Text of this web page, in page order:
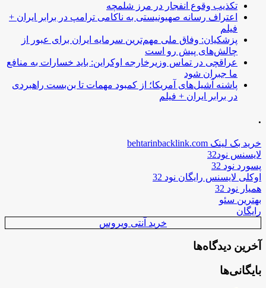
تکذیب وقوع انفجار در مرز شلمچه
اعتراف رسانه صهیونیستی به ناکامی ترامپ در برابر ایران +
فیلم
پزشکیان: وفاق ملی مهم‌ترین سرمایه ایران برای عبور از
چالش‌های پیش رو است
عراقچی در تماس وزیرخارجه اوکراین: باید خسارات به منافع
ما جبران شود
پاشنه آشیل‌های آمریکا؛ از کمبود مهمات تا بن‌بست راهبردی
در برابر ایران + فیلم
.
خرید بک لینک behtarinbacklink.com
لایسنس نود32
پسورد نود 32
اوکلی لایسنس رایگان نود 32
همیار نود 32
بهترین سئو
رایگان
خرید آنتی ویروس
آخرین دیدگاه‌ها
بایگانی‌ها